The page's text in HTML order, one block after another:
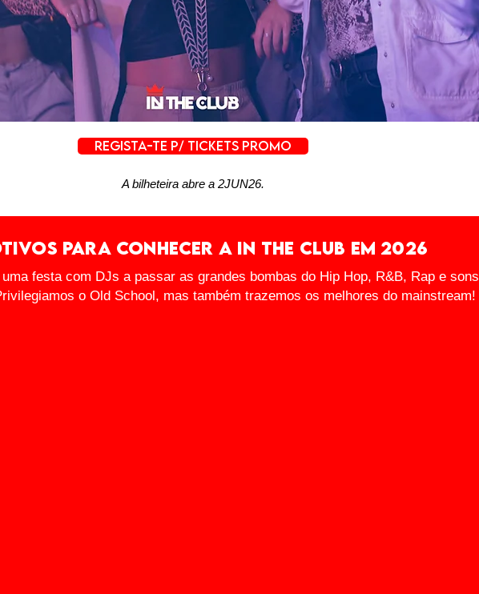
REGISTA-TE P/ TICKETS PROMO
A bilheteira abre a 2JUN26.
para conhecer a in the club em 2026
festa com DJs a passar as grandes bombas do Hip Hop, R&B, Rap e sons
o Old School, mas também trazemos os melhores do mainstream!